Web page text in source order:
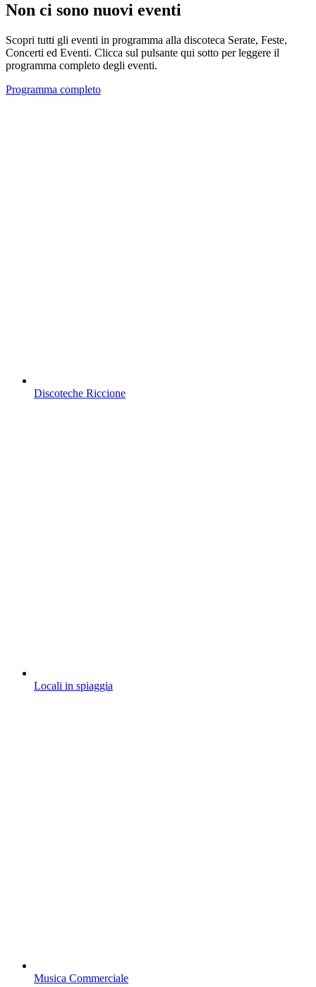
Non ci sono nuovi eventi
Scopri tutti gli eventi in programma alla discoteca Serate, Feste,
Concerti ed Eventi. Clicca sul pulsante qui sotto per leggere il
programma completo degli eventi.
Programma completo
Discoteche Riccione
Locali in spiaggia
Musica Commerciale